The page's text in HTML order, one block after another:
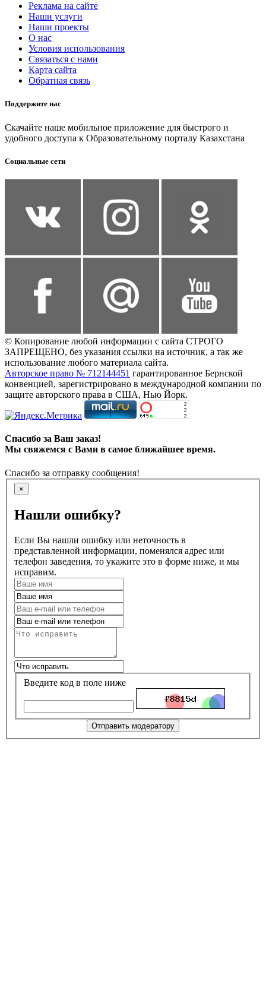
Реклама на сайте
Наши услуги
Наши проекты
О нас
Условия использования
Связаться с нами
Карта сайта
Обратная связь
Поддержите нас
Скачайте наше мобильное приложение для быстрого и
удобного доступа к Образовательному порталу Казахстана
Социальные сети
© Копирование любой информации с сайта СТРОГО
ЗАПРЕЩЕНО, без указания ссылки на источник, а так же
использование любого материала сайта.
Авторское право № 712144451 гарантированное Бернской
конвенцией, зарегистрировано в международной компании по
защите авторского права в США, Нью Йорк.
Спасибо за Ваш заказ!
Мы свяжемся с Вами в самое ближайшее время.
Спасибо за отправку сообщения!
×
Нашли ошибку?
Если Вы нашли ошибку или неточность в
представленной информации, поменялся адрес или
телефон заведения, то укажите это в форме ниже, и мы
исправим.
Введите код в поле ниже
Отправить модератору